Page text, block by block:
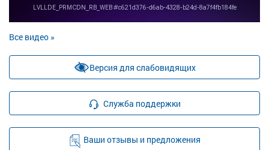
Все видео »
Версия для слабовидящих
Служба поддержки
Ваши отзывы и предложения